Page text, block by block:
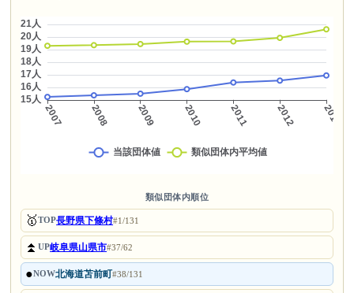
類似団体内順位
🥇TOP長野県下條村#1/131
⏫UP岐阜県山県市#37/62
●NOW北海道苫前町#38/131